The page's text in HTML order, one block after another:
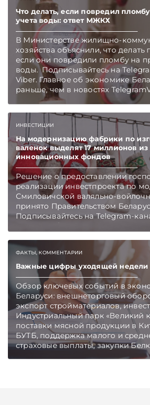
Что делать, если повредил
учета воды: ответ МЖКХ
В Министерстве жилищно-
хозяйства объяснили, что делать
если они повредили пломбу на
воды. Подписывайтесь на
Viber. Главное об экономике
раньше, чем в новостях
ИНВЕСТИЦИИ
На модернизацию фабрики по
валенок выделят 17 миллионов из
инновационных фондов
Решение о предоставлении
реализации инвестпроекта по
Смиловичской валяльно-
принято Правительством
Подписывайтесь на
Главное об экономике Беларуси
ФАКТЫ, КОММЕНТАРИИ
Важные цифры уходящей недели
Обзор ключевых событий в
Беларуси: внешнеторговый
экспорт стройматериалов,
Индустриальный парк «Великий
поставки мясной продукции в
БУТБ, поддержка малого и
страховые выплаты, закупки
рост продаж новых автомобилей.